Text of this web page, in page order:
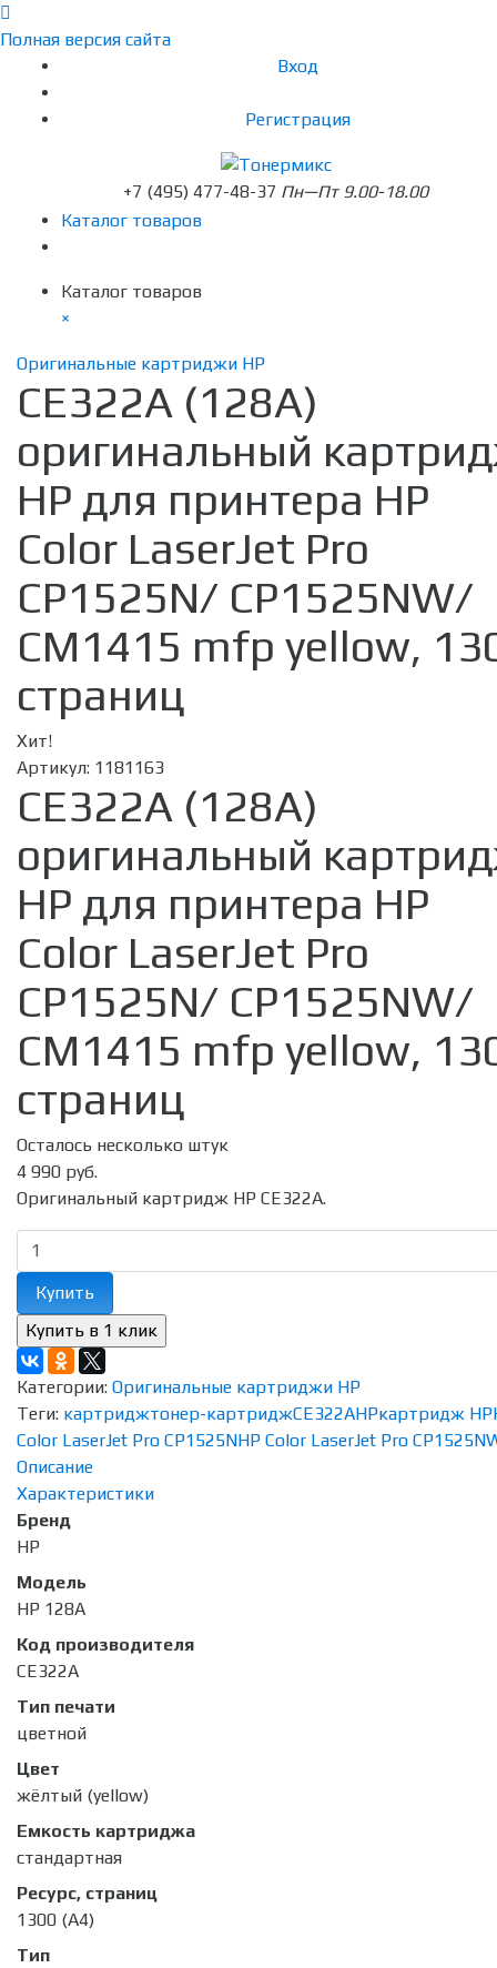
Полная версия сайта
Вход
Регистрация
+7 (495) 477-48-37 Пн—Пт 9.00-18.00
Каталог товаров
Каталог товаров
×
Оригинальные картриджи HP
CE322A (128A)
оригинальный
HP для принтера HP
Color LaserJet Pro
CP1525N/ CP1525NW/
CM1415 mfp yellow,
страниц
Хит!
Артикул: 1181163
CE322A (128A)
оригинальный
HP для принтера HP
Color LaserJet Pro
CP1525N/ CP1525NW/
CM1415 mfp yellow,
страниц
Осталось несколько штук
4 990 руб.
Оригинальный картридж HP CE322A.
Купить
Категории: Оригинальные картриджи HP
Теги: картриджтонер-картриджCE322AHPкартридж HP
Color LaserJet Pro CP1525NHP Color LaserJet Pro
Описание
Характеристики
Бренд
HP
Модель
HP 128A
Код производителя
CE322A
Тип печати
цветной
Цвет
жёлтый (yellow)
Емкость картриджа
стандартная
Ресурс, страниц
1300 (А4)
Тип